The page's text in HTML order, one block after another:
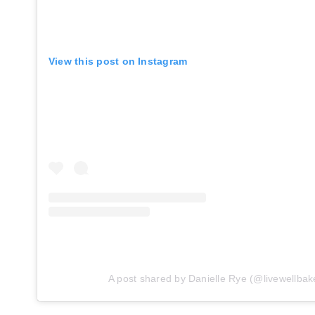
View this post on Instagram
A post shared by Danielle Rye